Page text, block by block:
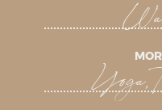
Yoga,